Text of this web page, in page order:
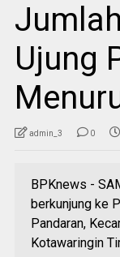
Ujung
admin_3 0
BPKnews -
berkunjung ke
Pandaran,
Kotawaringin